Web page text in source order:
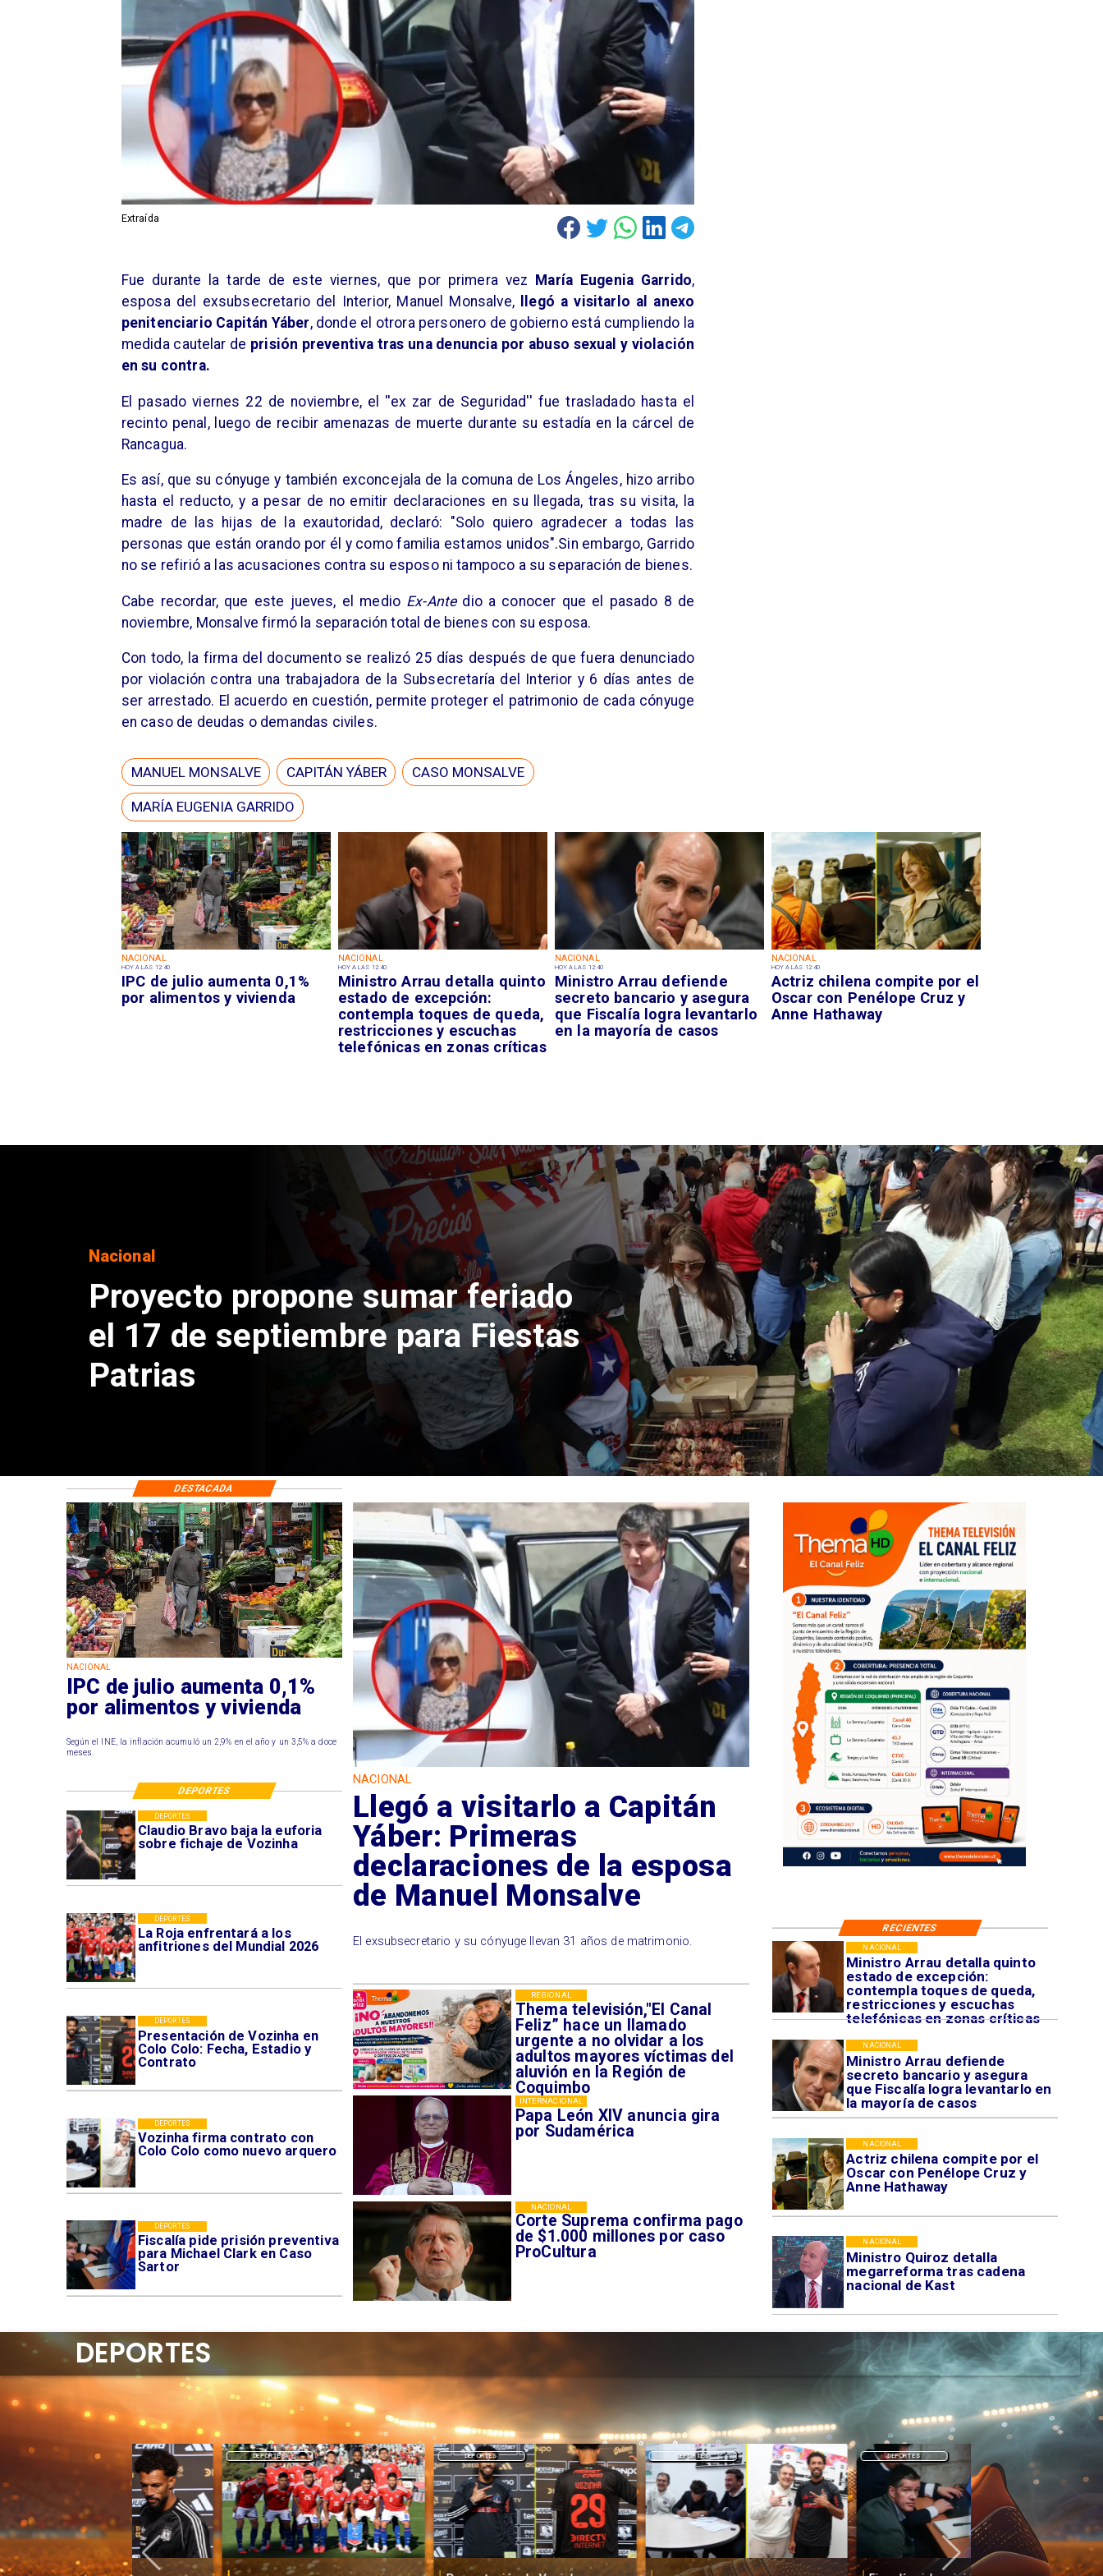
Extraída
NACIONAL
HOY A LAS 12:40
IPC de julio aumenta 0,1%
por alimentos y vivienda
NACIONAL
HOY A LAS 12:40
Ministro Arrau detalla quinto
estado de excepción:
contempla toques de queda,
restricciones y escuchas
telefónicas en zonas críticas
NACIONAL
HOY A LAS 12:40
Ministro Arrau defiende
secreto bancario y asegura
que Fiscalía logra levantarlo
en la mayoría de casos
NACIONAL
HOY A LAS 12:40
Actriz chilena compite por el
Oscar con Penélope Cruz y
Anne Hathaway
Fue durante la tarde de este viernes, que por primera vez María Eugenia Garrido,
esposa del exsubsecretario del Interior, Manuel Monsalve,
llegó a visitarlo al anexo
penitenciario Capitán Yáber, donde el otrora personero de gobierno está cumpliendo la
medida cautelar de prisión preventiva tras una denuncia por abuso sexual y violación
en su contra.
El pasado viernes 22 de noviembre, el ''ex zar de Seguridad'' fue trasladado hasta el
recinto penal, luego de recibir amenazas de muerte durante su estadía en la cárcel de
Rancagua.
Es así, que su cónyuge y también exconcejala de la comuna de Los Ángeles, hizo arribo
hasta el reducto, y a pesar de no emitir declaraciones en su llegada, tras su visita, la
madre de las hijas de la exautoridad, declaró: "Solo quiero agradecer a todas las
personas que están orando por él y como familia estamos unidos".Sin embargo, Garrido
no se refirió a las acusaciones contra su esposo ni tampoco a su separación de bienes.
Cabe recordar, que este jueves, el medio Ex-Antedio a conocer que el pasado 8 de
noviembre, Monsalve firmó la separación total de bienes con su esposa.
Con todo, la firma del documento se realizó 25 días después de que fuera denunciado
por violación contra una trabajadora de la Subsecretaría del Interior y 6 días antes de
ser arrestado. El acuerdo en cuestión, permite proteger el patrimonio de cada cónyuge
en caso de deudas o demandas civiles.
MANUEL MONSALVE CAPITÁN YÁBER CASO MONSALVE
MARÍA EUGENIA GARRIDO
Nacional
IPC de julio aumenta 0,1% por
alimentos y vivienda
Ministro Arrau detalla quinto
estado de excepción:
contempla toques de queda,
restricciones y escuchas
telefónicas en zonas críticas
NACIONAL
Ministro Arrau defiende
secreto bancario y asegura
que Fiscalía logra levantarlo en
la mayoría de casos
NACIONAL
Actriz chilena compite por el
Oscar con Penélope Cruz y
Anne Hathaway
NACIONAL
Ministro Quiroz detalla
megarreforma tras cadena
nacional de Kast
NACIONAL
Claudio Bravo baja la euforia
sobre fichaje de Vozinha
DEPORTES
La Roja enfrentará a los
anfitriones del Mundial 2026
DEPORTES
Presentación de Vozinha en
Colo Colo: Fecha, Estadio y
Contrato
DEPORTES
Vozinha firma contrato con
Colo Colo como nuevo arquero
DEPORTES
Fiscalía pide prisión preventiva
para Michael Clark en Caso
Sartor
DEPORTES
Thema televisión,"El Canal
Feliz” hace un llamado
urgente a no olvidar a los
adultos mayores víctimas del
aluvión en la Región de
Coquimbo
REGIONAL
Papa León XIV anuncia gira
por Sudamérica
INTERNACIONAL
Corte Suprema confirma pago
de $1.000 millones por caso
ProCultura
NACIONAL
NACIONAL
IPC de julio aumenta 0,1%
por alimentos y vivienda
Según el INE, la inflación acumuló un 2,9% en el año y un 3,5% a doce
meses.
NACIONAL
Llegó a visitarlo a Capitán
Yáber: Primeras
declaraciones de la esposa
de Manuel Monsalve
El exsubsecretario y su cónyuge llevan 31 años de matrimonio.
RECIENTES
DESTACADA
DEPORTES
DEPORTES DEPORTES DEPORTES DEPORTES
DEPORTES